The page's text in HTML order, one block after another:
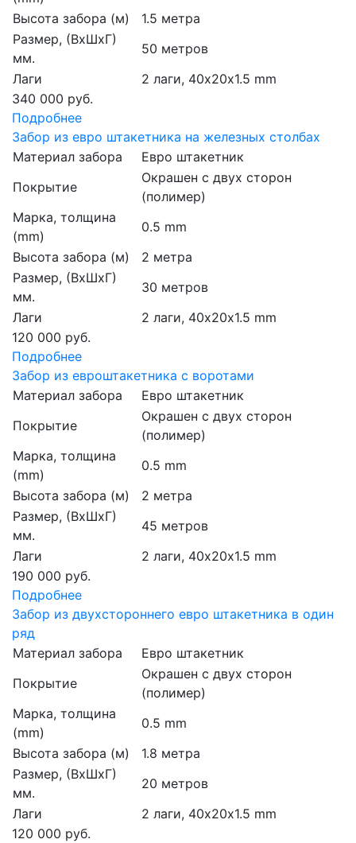
Высота забора (м)
1.5 метра
Размер, (ВхШхГ)
мм.
50 метров
Лаги
2 лаги, 40х20х1.5 mm
340 000 руб.
Подробнее
Забор из евро штакетника на железных столбах
Материал забора
Евро штакетник
Покрытие
Окрашен с двух сторон
(полимер)
Марка, толщина
(mm)
0.5 mm
Высота забора (м)
2 метра
Размер, (ВхШхГ)
мм.
30 метров
Лаги
2 лаги, 40х20х1.5 mm
120 000 руб.
Подробнее
Забор из евроштакетника с воротами
Материал забора
Евро штакетник
Покрытие
Окрашен с двух сторон
(полимер)
Марка, толщина
(mm)
0.5 mm
Высота забора (м)
2 метра
Размер, (ВхШхГ)
мм.
45 метров
Лаги
2 лаги, 40х20х1.5 mm
190 000 руб.
Подробнее
Забор из двухстороннего евро штакетника в один
ряд
Материал забора
Евро штакетник
Покрытие
Окрашен с двух сторон
(полимер)
Марка, толщина
(mm)
0.5 mm
Высота забора (м)
1.8 метра
Размер, (ВхШхГ)
мм.
20 метров
Лаги
2 лаги, 40х20х1.5 mm
120 000 руб.